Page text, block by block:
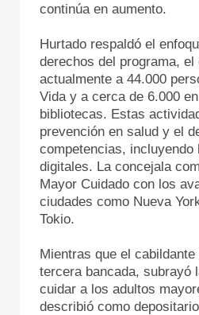
continúa en aumento.
Hurtado respaldó el
derechos del programa, el
actualmente a 44.000
Vida y a cerca de 6.000
bibliotecas. Estas
prevención en salud y el
competencias, incluyendo
digitales. La concejala
Mayor Cuidado con los
ciudades como Nueva
Tokio.
Mientras que el
tercera bancada, subrayó
cuidar a los adultos
describió como